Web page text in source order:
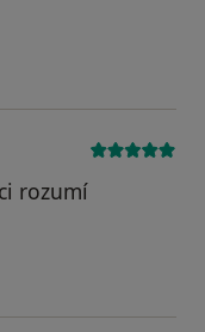
byl odstraněn
rozumí